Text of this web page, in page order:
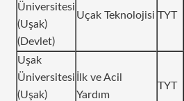
Üniversitesi
(Uşak)
(Devlet)
Uçak Teknolojisi TYT
Uşak
Üniversitesi
(Uşak)
İlk ve Acil
Yardım
TYT